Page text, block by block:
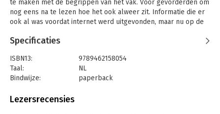
te maken met de begrippen van het vak. Voor gevorderden om
nog eens na te lezen hoe het ook alweer zit. Informatie die er
ook al was voordat internet werd uitgevonden, maar nu op de
begrijpelijke taal over oude, maar zeker niet verouderde
dikkere boeken kopen of het internet afzoeken. Dan nog
steeds is dit boekje een handig startpunt."
"Is nieuwer wel altijd beter? Je zou denken van wel, als je de
Specificaties
ISBN13:
9789462158054
Taal:
NL
Bindwijze:
paperback
Druk:
Lezersrecensies